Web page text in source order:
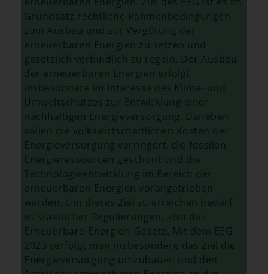
Grundsatz rechtliche Rahmenbedingungen
zum Ausbau und zur Vergütung der
erneuerbaren Energien zu setzen und
gesetzlich verbindlich zu regeln. Der Ausbau
der erneuerbaren Energien erfolgt
insbesondere im Interesse des Klima- und
Umweltschutzes zur Entwicklung einer
nachhaltigen Energieversorgung. Daneben
sollen die volkswirtschaftlichen Kosten der
Energieversorgung verringert, die fossilen
Energieressourcen geschont und die
Technologieentwicklung im Bereich der
erneuerbaren Energien vorangetrieben
werden. Um dieses Ziel zu erreichen bedarf
es staatlicher Regulierungen, also das
Erneuerbare-Energien-Gesetz. Mit dem EEG
2023 verfolgt man insbesondere das Ziel die
Energieversorgung umzubauen und den